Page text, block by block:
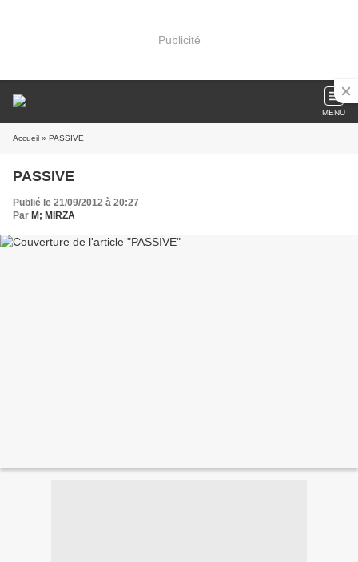
Publicité
MENU
Accueil » PASSIVE
PASSIVE
Publié le 21/09/2012 à 20:27
Par M; MIRZA